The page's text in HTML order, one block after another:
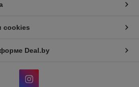
cookies
Deal.by